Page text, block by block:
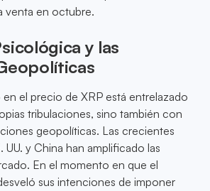
venta en octubre.
y las
el precio de XRP está entrelazado
tribulaciones, sino también con
geopolíticas. Las crecientes
y China han amplificado las
En el momento en que el
sus intenciones de imponer